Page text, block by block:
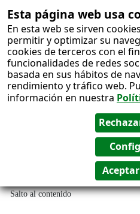
Esta página web usa
En esta web se sirven
permitir y optimizar su
cookies de terceros con el
funcionalidades de redes
basada en sus hábitos de
rendimiento y tráfico web.
información en nuestra
Salto al contenido